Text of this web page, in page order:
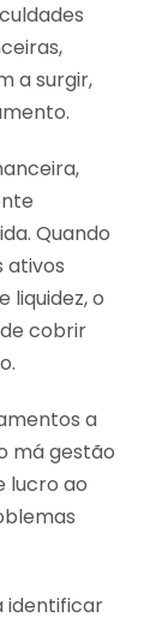
a surgir,
Quando
ativos
liquidez, o
cobrir
a
má gestão
lucro ao
identificar